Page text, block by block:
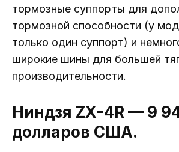
тормозные суппорты для
тормозной способности (у
только один суппорт) и
широкие шины для большей
производительности.
Ниндзя ZX-4R — 9
долларов США.